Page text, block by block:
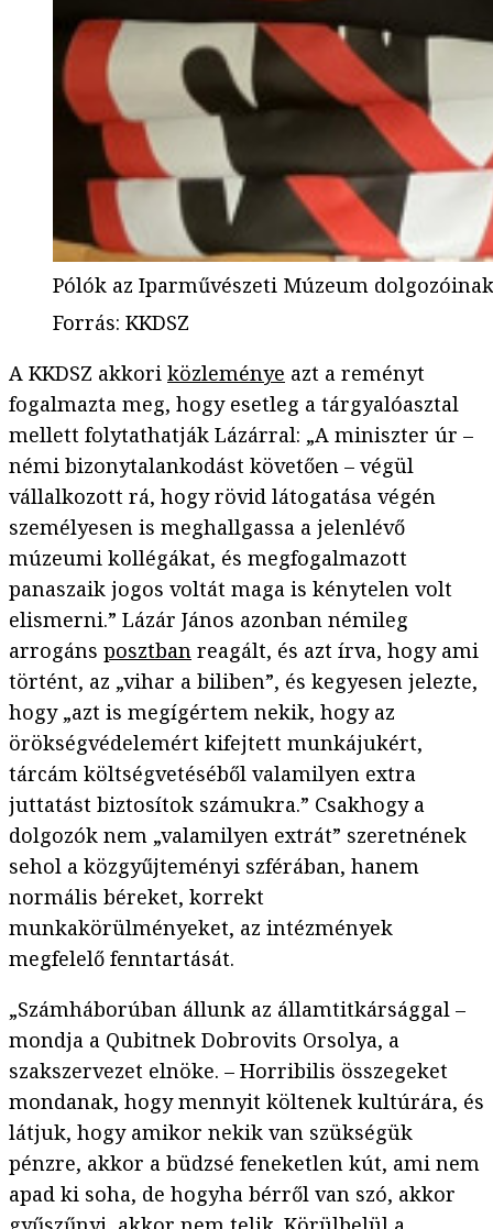
Pólók az Iparművészeti Múzeum
Forrás: KKDSZ
A KKDSZ akkori közleménye azt a reményt
fogalmazta meg, hogy esetleg a tárgyalóasztal
mellett folytathatják Lázárral: „A miniszter úr –
némi bizonytalankodást követően – végül
vállalkozott rá, hogy rövid látogatása végén
személyesen is meghallgassa a jelenlévő
múzeumi kollégákat, és megfogalmazott
panaszaik jogos voltát maga is kénytelen volt
elismerni.” Lázár János azonban némileg
arrogáns posztban reagált, és azt írva, hogy ami
történt, az „vihar a biliben”, és kegyesen jelezte,
hogy „azt is megígértem nekik, hogy az
örökségvédelemért kifejtett munkájukért,
tárcám költségvetéséből valamilyen extra
juttatást biztosítok számukra.” Csakhogy a
dolgozók nem „valamilyen extrát” szeretnének
sehol a közgyűjteményi szférában, hanem
normális béreket, korrekt
munkakörülményeket, az intézmények
megfelelő fenntartását.
„Számháborúban állunk az államtitkársággal –
mondja a Qubitnek Dobrovits Orsolya, a
szakszervezet elnöke. – Horribilis összegeket
mondanak, hogy mennyit költenek kultúrára, és
látjuk, hogy amikor nekik van szükségük
pénzre, akkor a büdzsé feneketlen kút, ami nem
apad ki soha, de hogyha bérről van szó, akkor